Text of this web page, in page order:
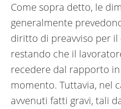
Come sopra detto, le
generalmente
diritto di preavviso per
restando che il
recedere dal rapporto
momento. Tuttavia, nel
avvenuti fatti gravi, tali